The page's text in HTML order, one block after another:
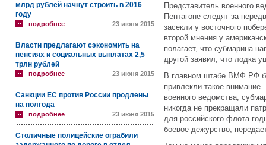
млрд рублей начнут строить в 2016
году
подробнее 23 июня 2015
Власти предлагают сэкономить на
пенсиях и социальных выплатах 2,5
трлн рублей
подробнее 23 июня 2015
Санкции ЕС против России продлены
на полгода
подробнее 23 июня 2015
Столичные полицейские ограбили
Представитель военного
Пентагоне следят за
засекли у восточного
второй мнения у
полагает, что субмарина
другой заявил, что лодка
В главном штабе ВМФ РФ
привлекли такое
военного ведомства,
никогда не прекращали
для российского флота
боевое дежурство,